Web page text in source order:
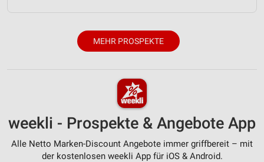
MEHR PROSPEKTE
weekli - Prospekte & Angebote App
Alle Netto Marken-Discount Angebote immer griffbereit – mit
der kostenlosen weekli App für iOS & Android.
Informationen identifizieren
Nicht-IAB-Verarbeitungszwecke:
Funktional
Werbung